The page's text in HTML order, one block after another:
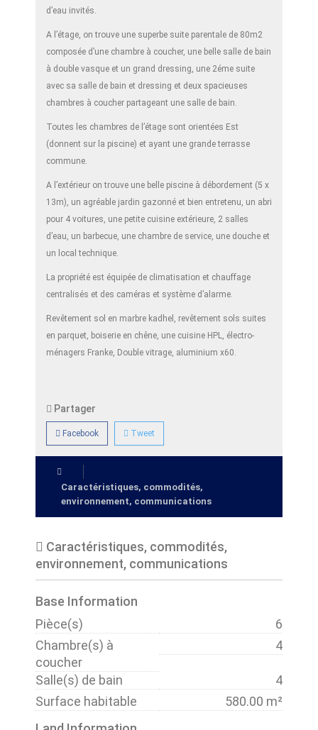
d’eau invités.
A l’étage, on trouve une superbe suite parentale de 80m2
composée d’une chambre à coucher, une belle salle de bain
à double vasque et un grand dressing, une 2éme suite
avec sa salle de bain et dressing et deux spacieuses
chambres à coucher partageant une salle de bain.
Toutes les chambres de l’étage sont orientées Est
(donnent sur la piscine) et ayant une grande terrasse
commune.
A l’extérieur on trouve une belle piscine à débordement (5 x
13m), un agréable jardin gazonné et bien entretenu, un abri
pour 4 voitures, une petite cuisine extérieure, 2 salles
d’eau, un barbecue, une chambre de service, une douche et
un local technique.
La propriété est équipée de climatisation et chauffage
centralisés et des caméras et système d’alarme.
Revêtement sol en marbre kadhel, revêtement sols suites
en parquet, boiserie en chêne, une cuisine HPL, électro-
ménagers Franke, Double vitrage, aluminium x60.
Partager
Facebook Tweet
Caractéristiques, commodités,
environnement, communications
Caractéristiques, commodités,
environnement, communications
Base Information
Pièce(s)
6
Chambre(s) à
coucher
4
Salle(s) de bain
4
Surface habitable
580.00 m²